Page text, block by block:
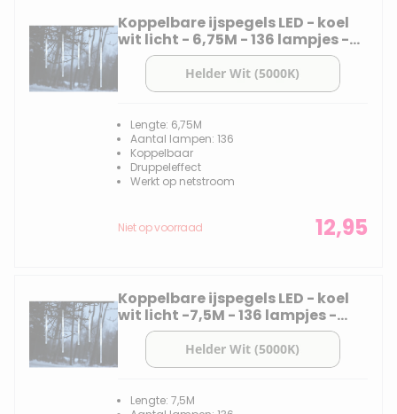
Koppelbare ijspegels LED - koel
wit licht - 6,75M - 136 lampjes -
druppeleffect - Starterset met
transformator
Lengte: 6,75M
Aantal lampen: 136
Koppelbaar
Druppeleffect
Werkt op netstroom
Niet op voorraad 12,95
Koppelbare ijspegels LED - koel
wit licht -7,5M - 136 lampjes -
druppeleffect - Uitbreidingsset
Lengte: 7,5M